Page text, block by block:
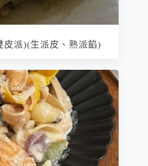
皮派)(生派皮、熟派餡)